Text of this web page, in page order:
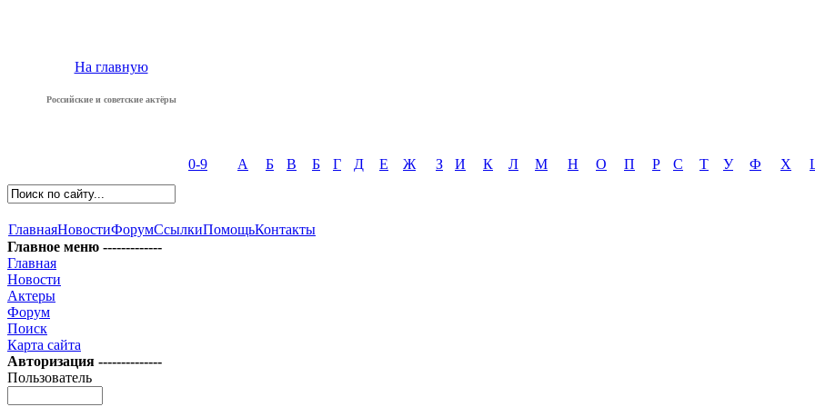
На главную
Российские и советские актёры
0-9 А Б В Б Г Д Е Ж З И К Л М Н О П Р С Т У Ф Х
ГлавнаяНовостиФорумСсылкиПомощьКонтакты
Главное меню -------------
Главная
Новости
Актеры
Форум
Поиск
Карта сайта
Авторизация --------------
Пользователь